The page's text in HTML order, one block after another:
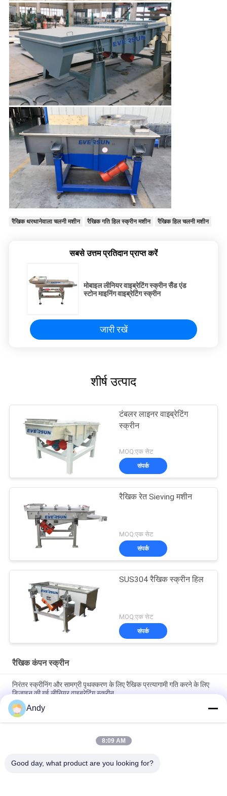
रैखिक थरथानेवाला चलनी मशीन रैखिक गति हिल स्क्रीन मशीन रैखिक हिल चलनी मशीन
सबसे उत्तम प्रतिदान प्राप्त करें
मोबाइल लीनियर वाइब्रेटिंग स्क्रीन सैंड एंड
स्टोन माइनिंग वाइब्रेटिंग स्क्रीन
जारी रखें
शीर्ष उत्पाद
टंबलर लाइनर वाइब्रेटिंग
स्क्रीन
MOQ:एक सेट
संपर्क
रैखिक रेत Sieving मशीन
MOQ:एक सेट
संपर्क
SUS304 रैखिक स्क्रीन हिल
MOQ:एक सेट
संपर्क
रैखिक कंपन स्क्रीन
निरंतर स्क्रीनिंग और सामग्री पृथक्करण के लिए रैखिक प्रत्यागामी गति करने के लिए
डिज़ाइन की गई लीनियर वाइब्रेटिंग स्क्रीन
रैखिक कंपन स्क्रीन स्थिर और संचालन प्रदर्शन के साथ निरंतर स्क्रीनिंग और
सामग्री स्तरीकरण प्रदान करता है
खाद्य रसायन और निर्माण सामग्री में अनुप्रयोगों के लिए स्क्रीनिंग और सामग्री
Andy
8:09 AM
Good day, what product are you looking for?